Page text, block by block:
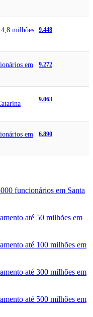
milhões
9.448
em
9.272
9.063
em
6.890
funcionários em Santa
até 50 milhões em
até 100 milhões em
até 300 milhões em
até 500 milhões em